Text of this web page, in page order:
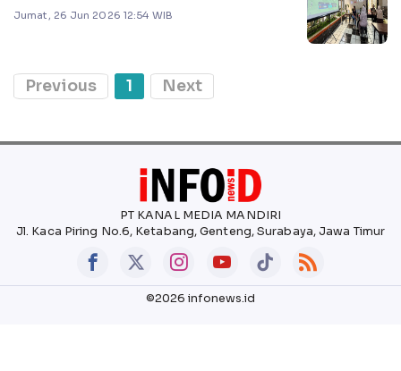
Jumat, 26 Jun 2026 12:54 WIB
Previous 1 Next
PT KANAL MEDIA MANDIRI
Jl. Kaca Piring No.6, Ketabang, Genteng, Surabaya, Jawa Timur
©2026 infonews.id